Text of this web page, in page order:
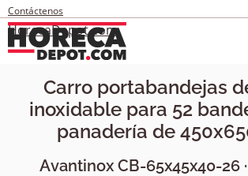
Contáctenos
HorecaDepot.com
Carro portabandejas
inoxidable para 52
panadería de
Avantinox CB-65x45x40-26·